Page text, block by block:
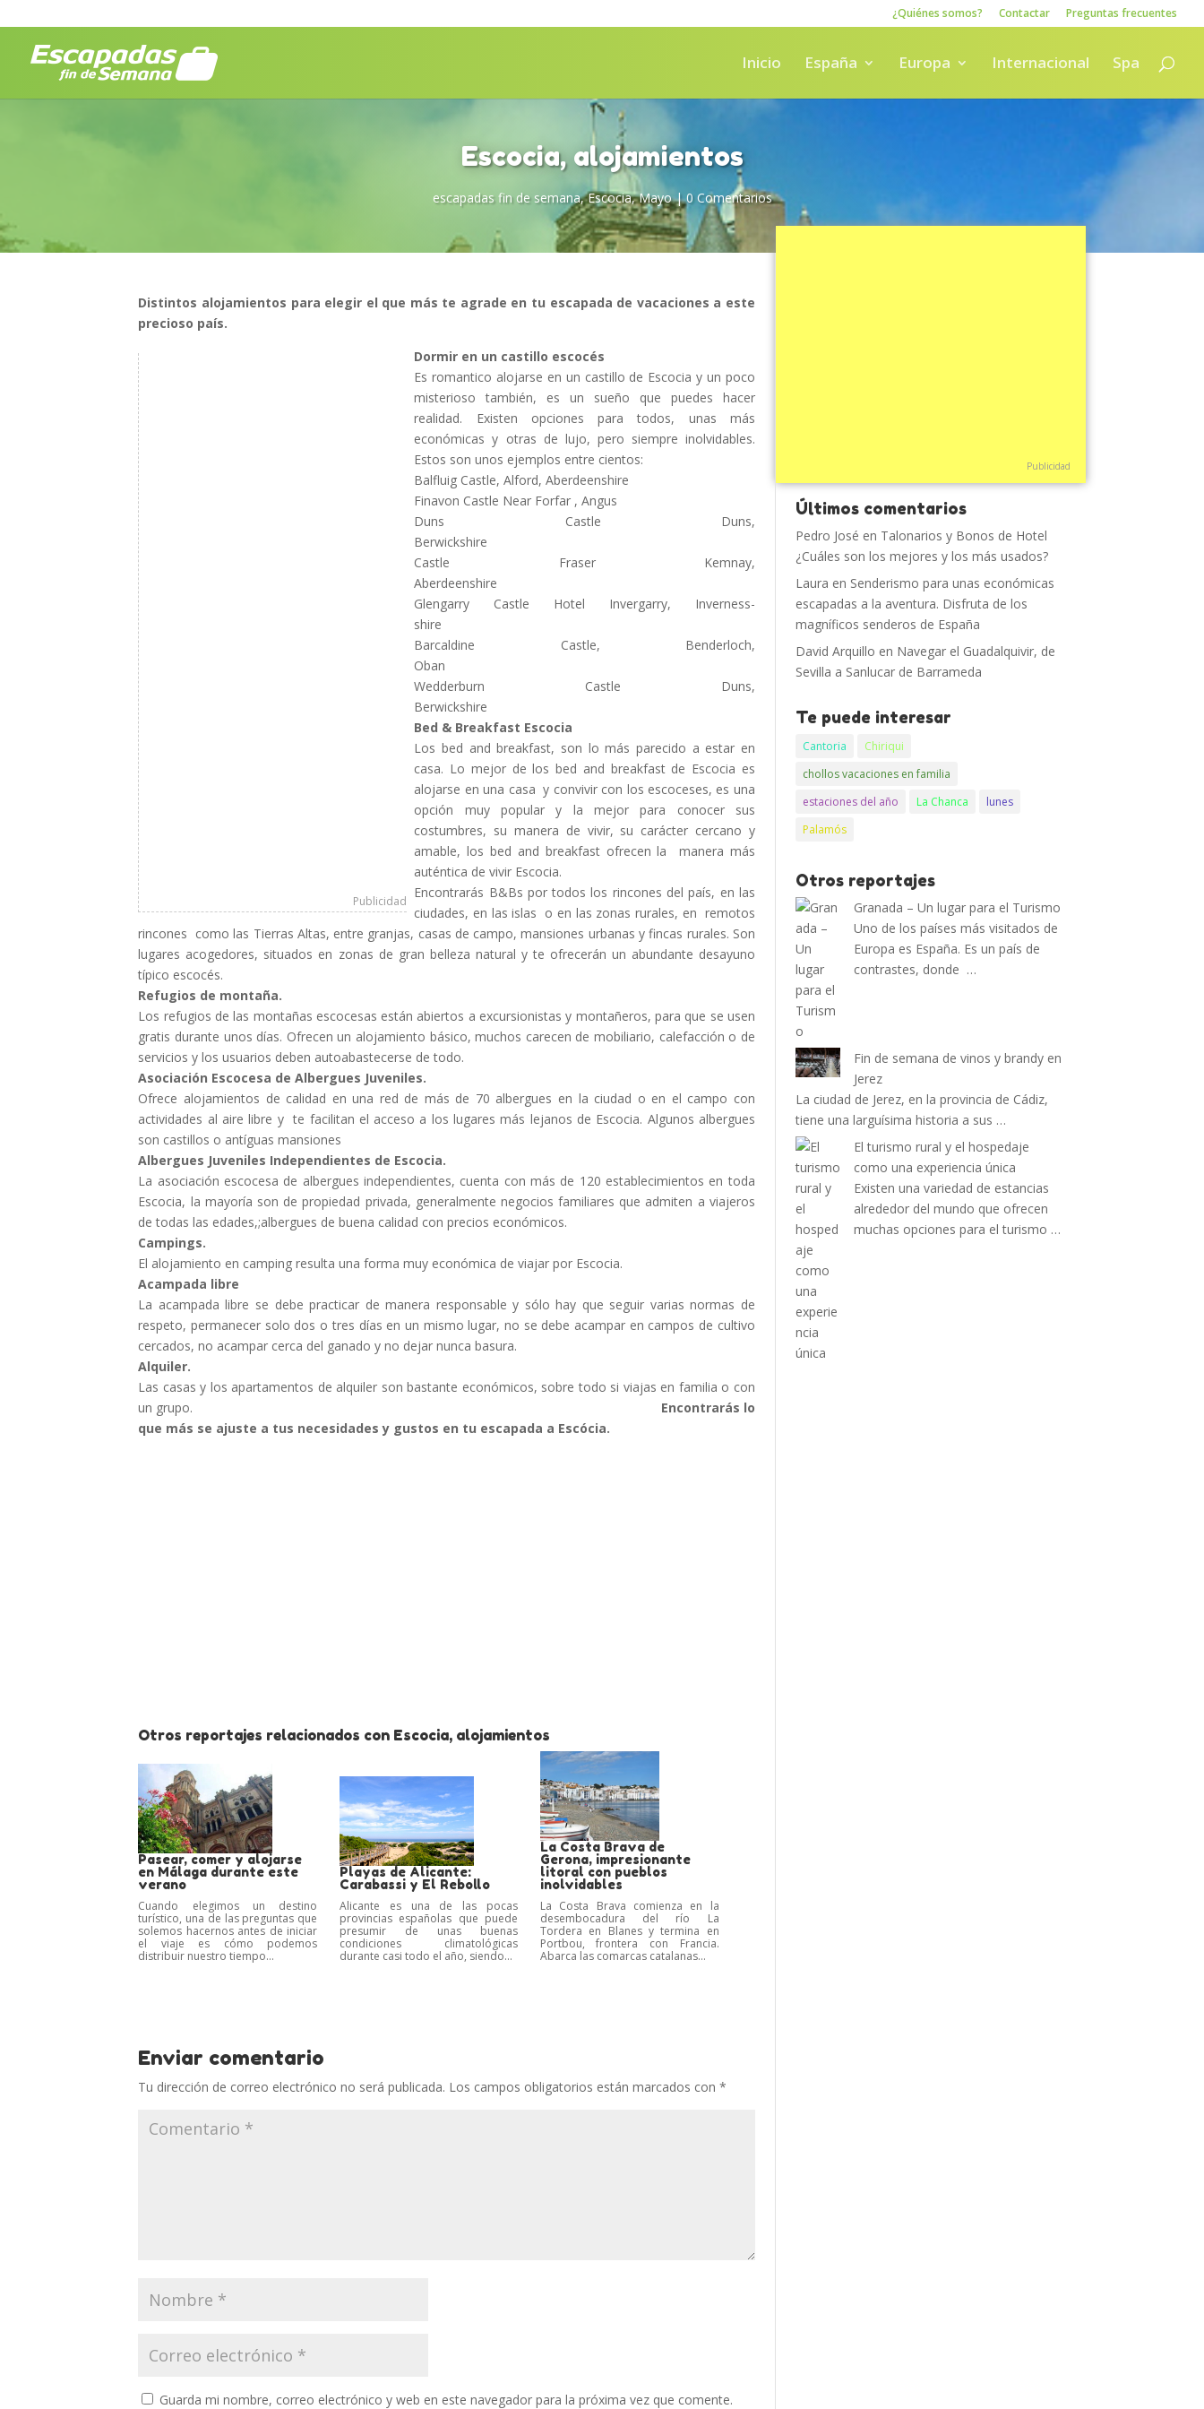
¿Quiénes somos? Contactar Preguntas frecuentes
Inicio España Europa Internacional Spa
Escocia, alojamientos
escapadas fin de semana,Escocia,Mayo|0 Comentarios
Distintos alojamientos para elegir el que más te agrade en tu escapada de vacaciones a este
precioso país.
Publicidad
Dormir en un castillo escocés
Es romantico alojarse en un castillo de Escocia y un poco
misterioso también, es un sueño que puedes hacer
realidad. Existen opciones para todos, unas más
económicas y otras de lujo, pero siempre inolvidables.
Estos son unos ejemplos entre cientos:
Balfluig Castle, Alford, Aberdeenshire
Finavon Castle Near Forfar , Angus
Duns Castle Duns,
Berwickshire
Castle Fraser Kemnay,
Aberdeenshire
Glengarry Castle Hotel Invergarry, Inverness-
shire
Barcaldine Castle, Benderloch,
Oban
Wedderburn Castle Duns,
Berwickshire
Bed & Breakfast Escocia
Los bed and breakfast, son lo más parecido a estar en
casa. Lo mejor de los bed and breakfast de Escocia es
alojarse en una casa y convivir con los escoceses, es una
opción muy popular y la mejor para conocer sus
costumbres, su manera de vivir, su carácter cercano y
amable, los bed and breakfast ofrecen la manera más
auténtica de vivir Escocia.
Encontrarás B&Bs por todos los rincones del país, en las
ciudades, en las islas o en las zonas rurales, en remotos
rincones como las Tierras Altas, entre granjas, casas de campo, mansiones urbanas y fincas rurales. Son
lugares acogedores, situados en zonas de gran belleza natural y te ofrecerán un abundante desayuno
típico escocés.
Refugios de montaña.
Los refugios de las montañas escocesas están abiertos a excursionistas y montañeros, para que se usen
gratis durante unos días. Ofrecen un alojamiento básico, muchos carecen de mobiliario, calefacción o de
servicios y los usuarios deben autoabastecerse de todo.
Asociación Escocesa de Albergues Juveniles.
Ofrece alojamientos de calidad en una red de más de 70 albergues en la ciudad o en el campo con
actividades al aire libre y te facilitan el acceso a los lugares más lejanos de Escocia. Algunos albergues
son castillos o antíguas mansiones
Albergues Juveniles Independientes de Escocia.
La asociación escocesa de albergues independientes, cuenta con más de 120 establecimientos en toda
Escocia, la mayoría son de propiedad privada, generalmente negocios familiares que admiten a viajeros
de todas las edades,;albergues de buena calidad con precios económicos.
Campings.
El alojamiento en camping resulta una forma muy económica de viajar por Escocia.
Acampada libre
La acampada libre se debe practicar de manera responsable y sólo hay que seguir varias normas de
respeto, permanecer solo dos o tres días en un mismo lugar, no se debe acampar en campos de cultivo
cercados, no acampar cerca del ganado y no dejar nunca basura.
Alquiler.
Las casas y los apartamentos de alquiler son bastante económicos, sobre todo si viajas en familia o con
un grupo. Encontrarás lo
que más se ajuste a tus necesidades y gustos en tu escapada a Escócia.
Otros reportajes relacionados con Escocia, alojamientos
Pasear, comer y alojarse
en Málaga durante este
verano
Cuando elegimos un destino
turístico, una de las preguntas que
solemos hacernos antes de iniciar
el viaje es cómo podemos
distribuir nuestro tiempo...
Playas de Alicante:
Carabassi y El Rebollo
Alicante es una de las pocas
provincias españolas que puede
presumir de unas buenas
condiciones climatológicas
durante casi todo el año, siendo...
La Costa Brava de
Gerona, impresionante
litoral con pueblos
inolvidables
La Costa Brava comienza en la
desembocadura del río La
Tordera en Blanes y termina en
Portbou, frontera con Francia.
Abarca las comarcas catalanas...
Enviar comentario
Tu dirección de correo electrónico no será publicada. Los campos obligatorios están marcados con*
Guarda mi nombre, correo electrónico y web en este navegador para la próxima vez que comente.
Publicidad
Últimos comentarios
Pedro José en Talonarios y Bonos de Hotel
¿Cuáles son los mejores y los más usados?
Laura en Senderismo para unas económicas
escapadas a la aventura. Disfruta de los
magníficos senderos de España
David Arquillo en Navegar el Guadalquivir, de
Sevilla a Sanlucar de Barrameda
Te puede interesar
Cantoria
Chiriqui
chollos vacaciones en familia
estaciones del año
La Chanca
lunes
Palamós
Otros reportajes
Granada – Un lugar para el Turismo
Uno de los países más visitados de
Europa es España. Es un país de
contrastes, donde …
Fin de semana de vinos y brandy en
Jerez
La ciudad de Jerez, en la provincia de Cádiz,
tiene una larguísima historia a sus …
El turismo rural y el hospedaje
como una experiencia única
Existen una variedad de estancias
alrededor del mundo que ofrecen
muchas opciones para el turismo …